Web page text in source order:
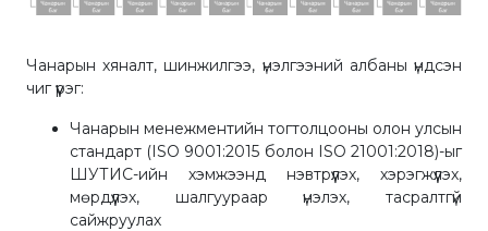
Чанарын хяналт, шинжилгээ, үнэлгээний албаны үндсэн
чиг үүрэг:
Чанарын менежментийн тогтолцооны олон улсын
стандарт (ISO 9001:2015 болон ISO 21001:2018)-ыг
ШУТИС-ийн хэмжээнд нэвтрүүлэх, хэрэгжүүлэх,
мөрдүүлэх, шалгуураар үнэлэх, тасралтгүй
сайжруулах